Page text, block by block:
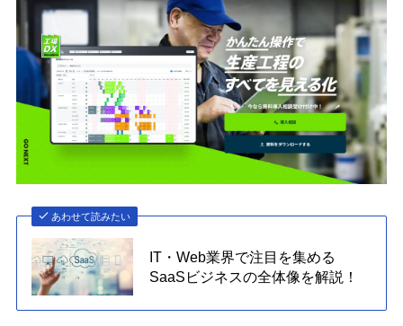
あわせて読みたい
IT・Web業界で注目を集める
SaaSビジネスの全体像を解説！